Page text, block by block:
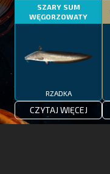
SZARY SUM
WĘGORZOWATY
RZADKA
CZYTAJ WIĘCEJ